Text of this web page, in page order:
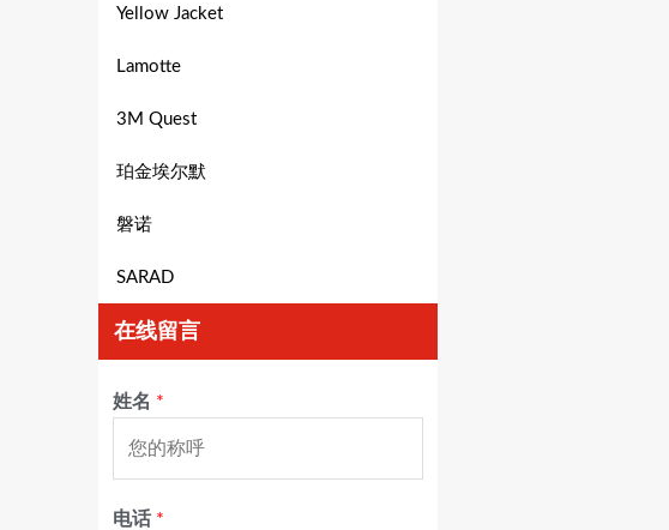
Yellow Jacket
Lamotte
3M Quest
珀金埃尔默
磐诺
SARAD
在线留言
姓名 *
电话 *